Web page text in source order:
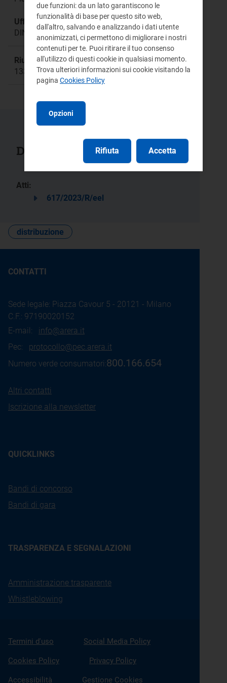
Ufficio responsabile:
DINE
Riunione:
1337a
Documenti collegati
Atti:
617/2023/R/eel
distribuzione
CONTATTI
Sede legale: Piazza Cavour 5 - 20121 - Milano
C.F.: 97190020152
E-mail: info@arera.it
Pec: protocollo@pec.arera.it
Numero verde consumatori:800.166.654
Altri contatti
Iscrizione alla newsletter
QUICKLINKS
Bandi di concorso
Bandi di gara
TRASPARENZA E SEGNALAZIONI
Amministrazione trasparente
Whistleblowing
Termini d'uso Social Media Policy
Cookies Policy Privacy Policy
Accessibilità Gestione Cookies
due funzioni: da un lato garantiscono le
funzionalità di base per questo sito web,
dall'altro, salvando e analizzando i dati utente
anonimizzati, ci permettono di migliorare i nostri
contenuti per te. Puoi ritirare il tuo consenso
all'utilizzo di questi cookie in qualsiasi momento.
Trova ulteriori informazioni sui cookie visitando la
pagina Cookies Policy
Opzioni
Rifiuta Accetta